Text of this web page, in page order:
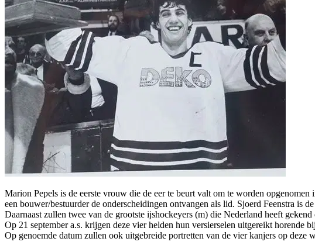
Marion Pepels is de eerste vrouw die de eer te beurt valt om te worden
een bouwer/bestuurder de onderscheidingen ontvangen als lid. Sjoerd Feenstra is
Daarnaast zullen twee van de grootste ijshockeyers (m) die Nederland heeft
Op 21 september a.s. krijgen deze vier helden hun versierselen uitgereikt horende
Op genoemde datum zullen ook uitgebreide portretten van de vier kanjers op deze